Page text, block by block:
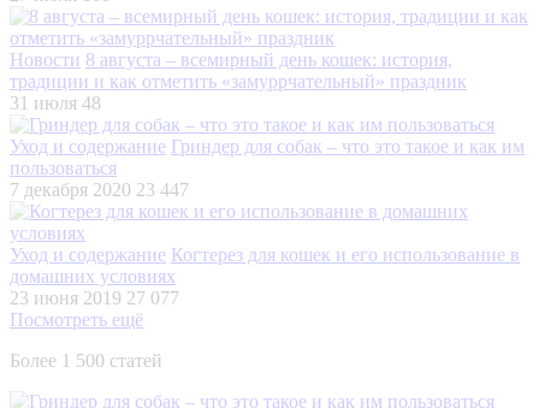
Новости 8 августа – всемирный день кошек: история,
традиции и как отметить «замуррчательный» праздник
31 июля 48
Уход и содержание Гриндер для собак – что это такое и как им
пользоваться
7 декабря 2020 23 447
Уход и содержание Когтерез для кошек и его использование в
домашних условиях
23 июня 2019 27 077
Посмотреть ещё
Более 1 500 статей